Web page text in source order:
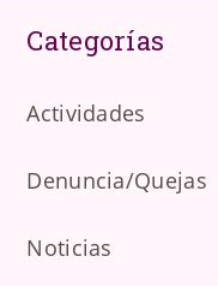
Categorías
Actividades
Denuncia/Quejas
Noticias